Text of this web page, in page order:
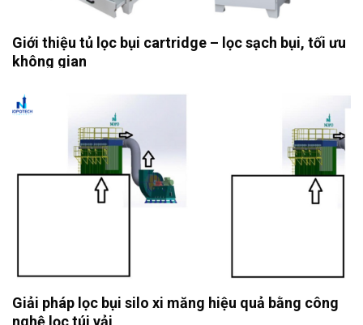
Giới thiệu tủ lọc bụi cartridge – lọc sạch bụi, tối ưu
không gian
Giải pháp lọc bụi silo xi măng hiệu quả bằng công
nghệ lọc túi vải